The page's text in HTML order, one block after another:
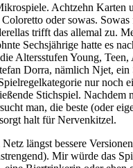
Achtzehn
oder sowas.
trifft das allemal zu.
Sechsjährige hatte es
Altersstufen Young,
Dorra, nämlich Njet,
nur
Stichspiel.
man, die beste (oder
halt für Nervenkitzel.
längst bessere
Mir würde das